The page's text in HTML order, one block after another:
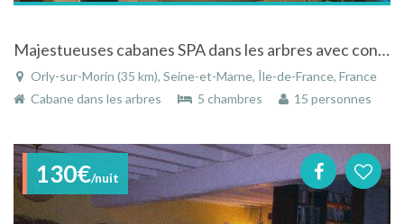
Majestueuses cabanes SPA dans les arbres avec confort moderne à 45 mn de Paris / Région Ile de France
Orly-sur-Morin (35 km), Seine-et-Marne, Île-de-France, France
Cabane dans les arbres
5 chambres 15 personnes
130€/nuit